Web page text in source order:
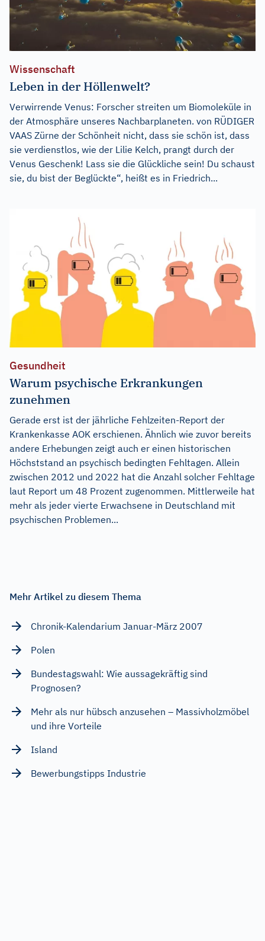
Wissenschaft
Leben in der Höllenwelt?
Verwirrende Venus: Forscher streiten um Biomoleküle in
der Atmosphäre unseres Nachbarplaneten. von RÜDIGER
VAAS Zürne der Schönheit nicht, dass sie schön ist, dass
sie verdienstlos, wie der Lilie Kelch, prangt durch der
Venus Geschenk! Lass sie die Glückliche sein! Du schaust
sie, du bist der Beglückte“, heißt es in Friedrich...
Gesundheit
Warum psychische Erkrankungen
zunehmen
Gerade erst ist der jährliche Fehlzeiten-Report der
Krankenkasse AOK erschienen. Ähnlich wie zuvor bereits
andere Erhebungen zeigt auch er einen historischen
Höchststand an psychisch bedingten Fehltagen. Allein
zwischen 2012 und 2022 hat die Anzahl solcher Fehltage
laut Report um 48 Prozent zugenommen. Mittlerweile hat
mehr als jeder vierte Erwachsene in Deutschland mit
psychischen Problemen...
Mehr Artikel zu diesem Thema
Chronik-Kalendarium Januar-März 2007
Polen
Bundestagswahl: Wie aussagekräftig sind
Prognosen?
Mehr als nur hübsch anzusehen – Massivholzmöbel
und ihre Vorteile
Island
Bewerbungstipps Industrie